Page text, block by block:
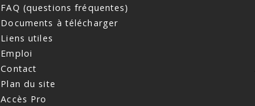
FAQ (questions fréquentes)
Documents à télécharger
Liens utiles
Emploi
Contact
Plan du site
Accès Pro